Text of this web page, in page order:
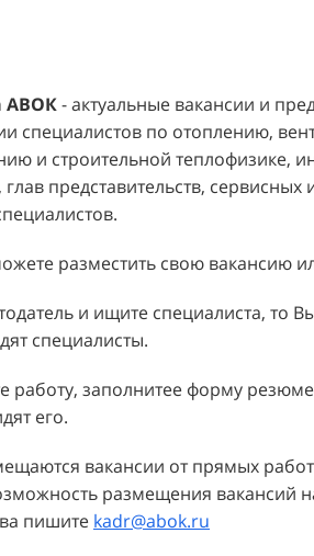
АВОК- актуальные вакансии и
специалистов по отоплению,
и строительной теплофизике,
представительств,
разместить свою вакансию
и ищите специалиста, то
специалисты.
работу, заполнитее форму
его.
вакансии от прямых
размещения вакансий
пишите kadr@abok.ru